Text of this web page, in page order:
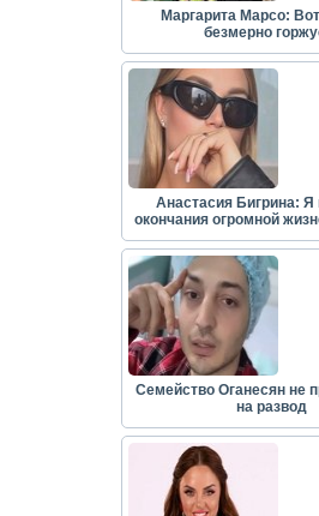
Маргарита Марсо:
безмерно
Анастасия Бигрина: Я
окончания огромной
Семейство Оганесян не
на развод